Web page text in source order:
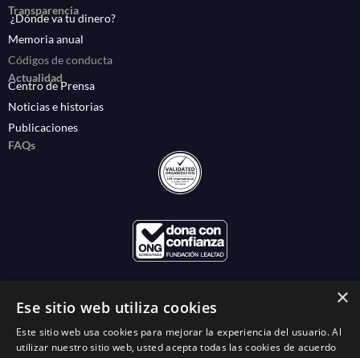
Transparencia
¿Dónde va tu dinero?
Memoria anual
Códigos de conducta
Actualidad
Centro de Prensa
Noticias e historias
Publicaciones
FAQs
×
Ese sitio web utiliza cookies
Este sitio web usa cookies para mejorar la experiencia del usuario. Al
utilizar nuestro sitio web, usted acepta todas las cookies de acuerdo